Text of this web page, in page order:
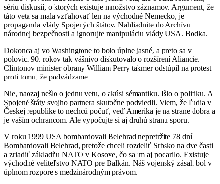
sériu diskusií, o ktorých existuje množstvo záznamov. Argument, že
táto veta sa mala vzťahovať len na východné Nemecko, je
propaganda vlády Spojených štátov. Nahliadnite do Archívu
národnej bezpečnosti a ignorujte manipuláciu vlády USA. Bodka.
Dokonca aj vo Washingtone to bolo úplne jasné, a preto sa v
polovici 90. rokov tak vášnivo diskutovalo o rozšírení Aliancie.
Clintonov minister obrany William Perry takmer odstúpil na protest
proti tomu, že podvádzame.
Nie, naozaj nešlo o jednu vetu, o akúsi sémantiku. Išlo o politiku. A
Spojené štáty svojho partnera skutočne podviedli. Viem, že ľudia v
Českej republike to nechcú počuť, veď Amerika je na strane dobra a
je vaším ochrancom. Ale vypočujte si aj druhú stranu sporu.
V roku 1999 USA bombardovali Belehrad nepretržite 78 dní.
Bombardovali Belehrad, pretože chceli rozdeliť Srbsko na dve časti
a zriadiť základňu NATO v Kosove, čo sa im aj podarilo. Existuje
východné veliteľstvo NATO pre Balkán. Náš vojenský zásah bol v
úplnom rozpore s medzinárodným právom.